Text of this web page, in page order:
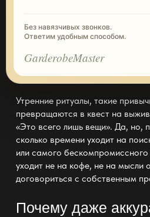
Без навязчивых звонков.
Ответим удобным способом.
GarderobeMaster
Утренние ритуалы, такие
превращаются в квест на
«Это всего лишь вещи». Да, но,
сколько времени уходит на
или самого бескомпромиссного
уходит не на кофе, не на мысли
договориться с собственным
Почему даже